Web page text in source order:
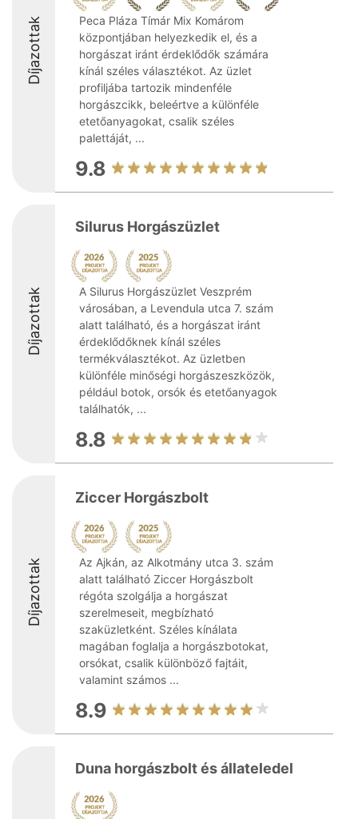
Díjazottak
Peca Pláza Tímár Mix Komárom
központjában helyezkedik el, és a
horgászat iránt érdeklődők számára
kínál széles választékot. Az üzlet
profiljába tartozik mindenféle
horgászcikk, beleértve a különféle
etetőanyagokat, csalik széles
palettáját, ...
9.8
Díjazottak
Silurus Horgászüzlet
A Silurus Horgászüzlet Veszprém
városában, a Levendula utca 7. szám
alatt található, és a horgászat iránt
érdeklődőknek kínál széles
termékválasztékot. Az üzletben
különféle minőségi horgászeszközök,
például botok, orsók és etetőanyagok
találhatók, ...
8.8
Díjazottak
Ziccer Horgászbolt
Az Ajkán, az Alkotmány utca 3. szám
alatt található Ziccer Horgászbolt
régóta szolgálja a horgászat
szerelmeseit, megbízható
szaküzletként. Széles kínálata
magában foglalja a horgászbotokat,
orsókat, csalik különböző fajtáit,
valamint számos ...
8.9
Duna horgászbolt és állateledel